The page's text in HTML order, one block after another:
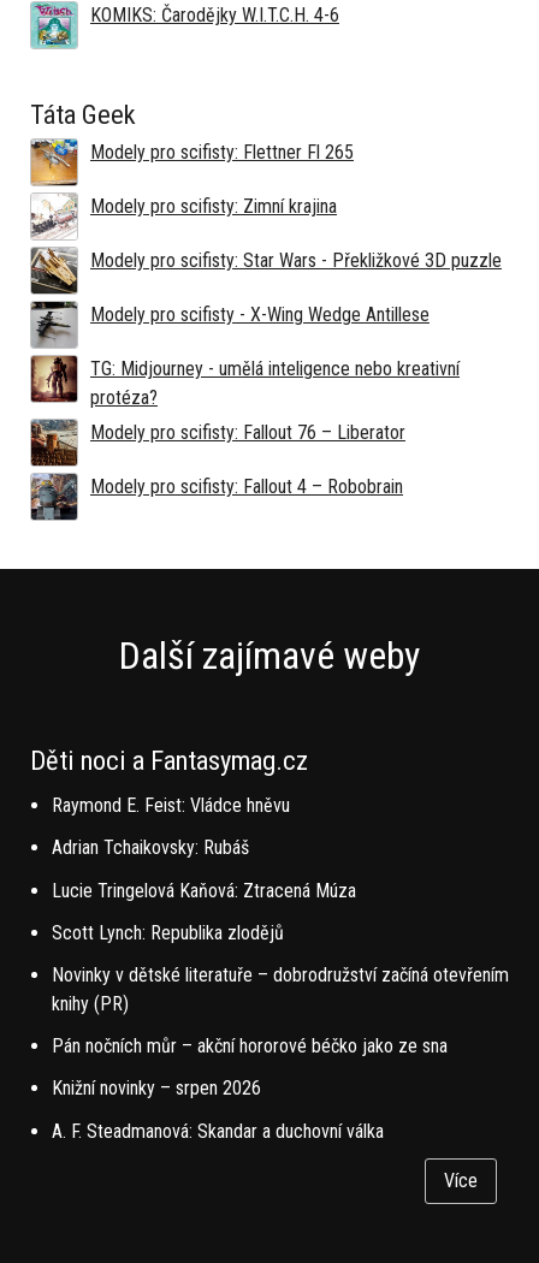
KOMIKS: Čarodějky W.I.T.C.H. 4-6
Táta Geek
Modely pro scifisty: Flettner Fl 265
Modely pro scifisty: Zimní krajina
Modely pro scifisty: Star Wars - Překližkové 3D puzzle
Modely pro scifisty - X-Wing Wedge Antillese
TG: Midjourney - umělá inteligence nebo kreativní
protéza?
Modely pro scifisty: Fallout 76 –⁠ Liberator
Modely pro scifisty: Fallout 4 –⁠ Robobrain
Další zajímavé weby
Děti noci a Fantasymag.cz
Raymond E. Feist: Vládce hněvu
Adrian Tchaikovsky: Rubáš
Lucie Tringelová Kaňová: Ztracená Múza
Scott Lynch: Republika zlodějů
Novinky v dětské literatuře – dobrodružství začíná otevřením
knihy (PR)
Pán nočních můr – akční hororové béčko jako ze sna
Knižní novinky – srpen 2026
A. F. Steadmanová: Skandar a duchovní válka
Více